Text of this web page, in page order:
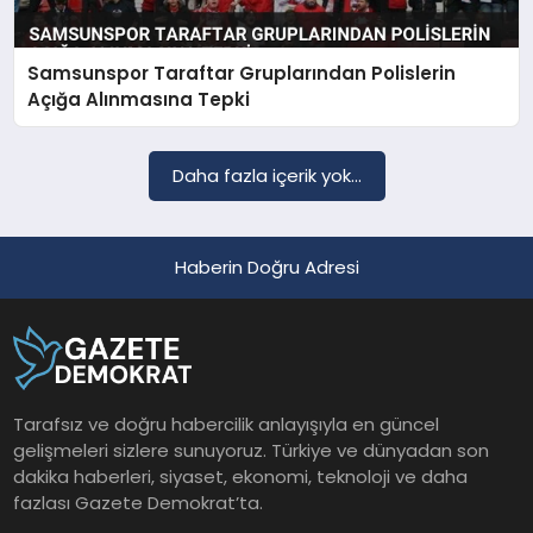
SAĞLIK
YAŞAM
Samsunspor Taraftar Gruplarından Polislerin
Açığa Alınmasına Tepki
Daha fazla içerik yok...
Haberin Doğru Adresi
Tarafsız ve doğru habercilik anlayışıyla en güncel
gelişmeleri sizlere sunuyoruz. Türkiye ve dünyadan son
dakika haberleri, siyaset, ekonomi, teknoloji ve daha
fazlası Gazete Demokrat’ta.